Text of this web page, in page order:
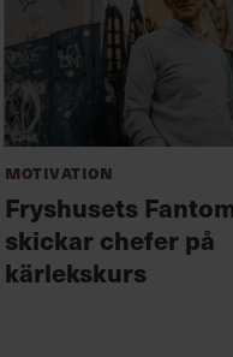
Motivation
Fryshusets
skickar chefer på
kärlekskurs